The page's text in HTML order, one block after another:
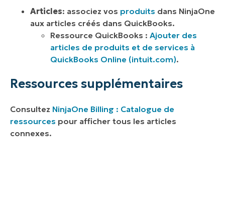
Articles: associez vos produits dans NinjaOne
aux articles créés dans QuickBooks.
Ressource QuickBooks : Ajouter des
articles de produits et de services à
QuickBooks Online (intuit.com).
Ressources supplémentaires
Consultez NinjaOne Billing : Catalogue de
ressources pour afficher tous les articles
connexes.